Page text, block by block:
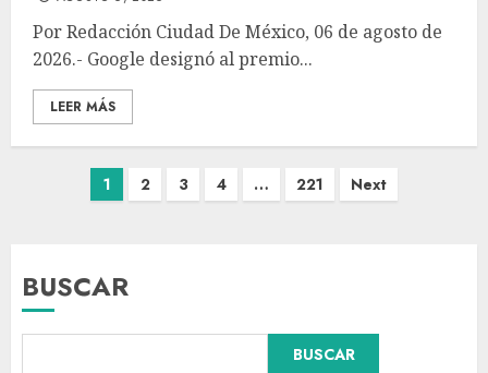
Por Redacción Ciudad De México, 06 de agosto de
2026.- Google designó al premio...
LEER MÁS
1 2 3 4 … 221 Next
BUSCAR
BUSCAR
Abelardo de la Espriella